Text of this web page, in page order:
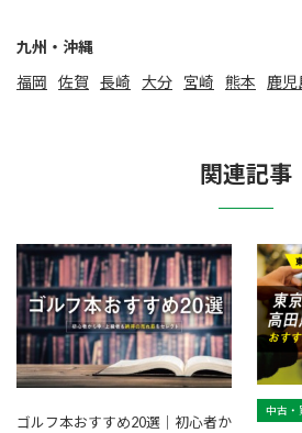
九州・沖縄
福岡
佐賀 ⻑崎 大分 宮崎 熊本 鹿児
関連記事
ゴルフ本おすすめ20選｜初心者か
中古・